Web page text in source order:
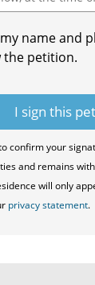
name and
the petition.
confirm your
and remains
will only
privacy statement.